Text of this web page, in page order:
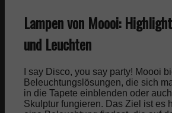
Lampen von Moooi:
und Leuchten
I say Disco, you say party! Moooi
Beleuchtungslösungen, die sich
in die Tapete einblenden oder
Skulptur fungieren. Das Ziel ist es